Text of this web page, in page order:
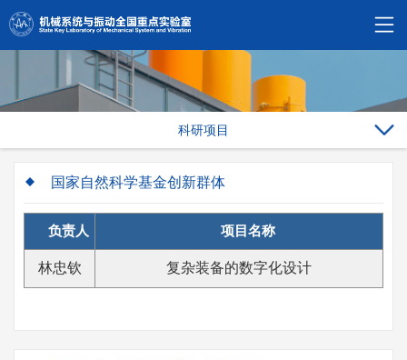
科研项目
国家自然科学基金创新群体
负责人 项目名称
林忠钦 复杂装备的数字化设计